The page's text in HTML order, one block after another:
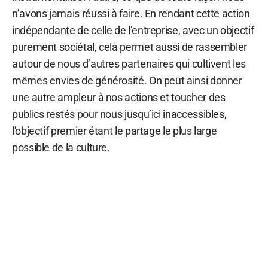
n’avons jamais réussi à faire. En rendant cette action
indépendante de celle de l’entreprise, avec un objectif
purement sociétal, cela permet aussi de rassembler
autour de nous d’autres partenaires qui cultivent les
mêmes envies de générosité. On peut ainsi donner
une autre ampleur à nos actions et toucher des
publics restés pour nous jusqu’ici inaccessibles,
l'objectif premier étant le partage le plus large
possible de la culture.